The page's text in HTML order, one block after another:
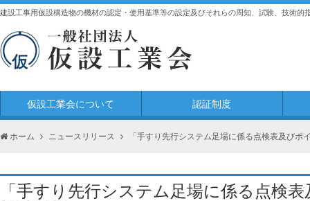
建設工事用仮設構造物の機材の認定・使用基準等の設定及びそれらの周知、試験、技術的
仮設工業会について 認証制度
ホーム ニュースリリース 「手すり先行システム足場に係る点検表及びポ
「手すり先行システム足場に係る点検